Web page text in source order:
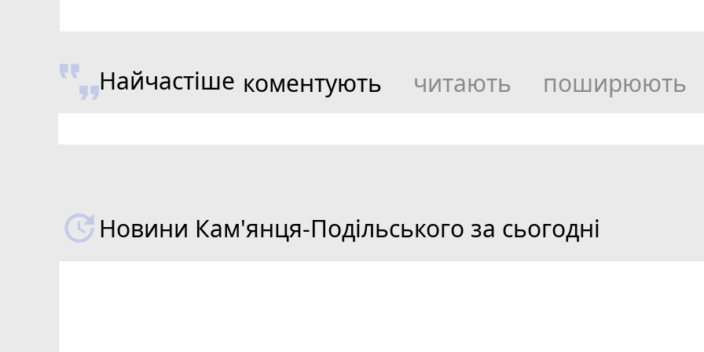
Найчастіше коментують читають поширюють
Новини Кам'янця-Подільського за сьогодні